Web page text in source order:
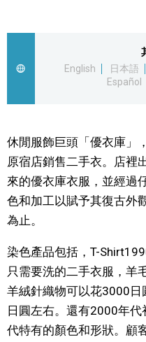
視覺日本
臺灣香港
人物訪談
日本入門
English
日本語
Español
休閒服飾巨頭「優衣庫」
原宿店銷售二手衣。店裡
來的優衣庫衣服，並經過
色和加工以賦予其復古外
為止。
染色產品包括，T-
只需要洗的二手衣服，羊
羊絨針織物可以花3000
日圓左右。還有2000年
代特有的顏色和形狀。顧